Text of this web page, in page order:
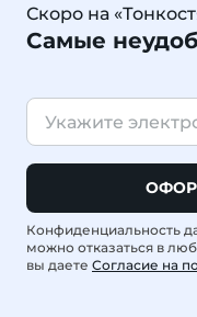
Скоро на
Самые
Конфиденциальность
можно отказаться в
вы даете Согласие на